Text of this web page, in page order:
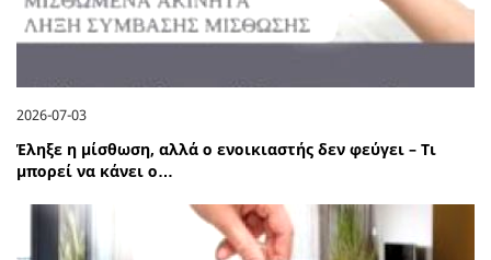
2026-07-03
Έληξε η μίσθωση, αλλά ο ενοικιαστής δεν φεύγει – Τι
μπορεί να κάνει ο…